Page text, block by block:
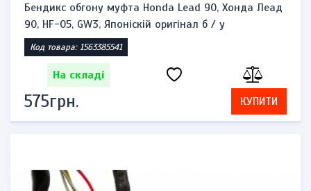
Бендикс обгону муфта Honda Lead 90, Хонда Леад
90, HF-05, GW3, Японіскій оригінал б / у
Код товара: 1563385541
На складі
575грн. КУПИТИ